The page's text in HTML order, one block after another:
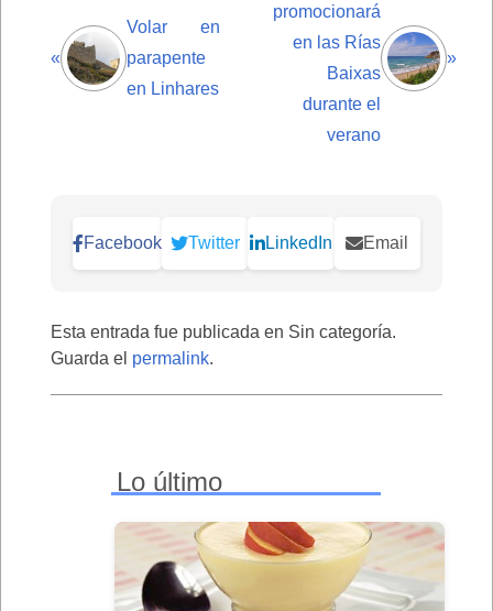
«
Volar en
parapente
en Linhares
promocionará
en las Rías
Baixas
durante el
verano
»
Facebook Twitter LinkedIn Email
Esta entrada fue publicada en Sin categoría.
Guarda el permalink.
Lo último